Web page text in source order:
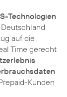
Technologien
auf die
Time gerecht
Kunden